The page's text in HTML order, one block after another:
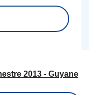
2013 - Guyane